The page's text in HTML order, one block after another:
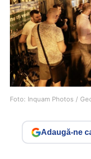
Foto: Inquam Photos /
Adaugă-ne